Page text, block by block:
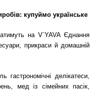
купуймо українське
на V`YAVA Єднання
прикраси й домашній
делікатеси,
мед із сімейних пасік,